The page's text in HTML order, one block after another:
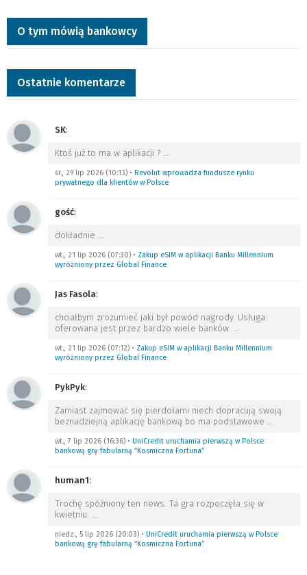
O tym mówią bankowcy
Ostatnie komentarze
SK:
Ktoś już to ma w aplikacji ? …
śr., 29 lip 2026 (10:13) • Revolut wprowadza fundusze rynku
prywatnego dla klientów w Polsce
gość:
dokładnie …
wt., 21 lip 2026 (07:30) • Zakup eSIM w aplikacji Banku Millennium
wyróżniony przez Global Finance
Jas Fasola:
chciałbym zrozumieć jaki był powód nagrody. Usługa
oferowana jest przez bardzo wiele banków. …
wt., 21 lip 2026 (07:12) • Zakup eSIM w aplikacji Banku Millennium
wyróżniony przez Global Finance
PykPyk:
Zamiast zajmować się pierdołami niech dopracują swoją
beznadziejną aplikację bankową bo ma podstawowe …
wt., 7 lip 2026 (16:36) • UniCredit uruchamia pierwszą w Polsce
bankową grę fabularną “Kosmiczna Fortuna”
human1:
Trochę spóźniony ten news. Ta gra rozpoczęła się w
kwietniu. …
niedz., 5 lip 2026 (20:03) • UniCredit uruchamia pierwszą w Polsce
bankową grę fabularną “Kosmiczna Fortuna”